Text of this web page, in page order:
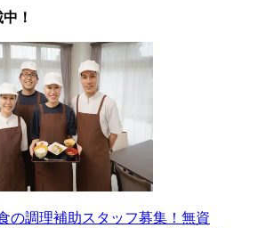
！
の調理補助スタッフ募集！無資